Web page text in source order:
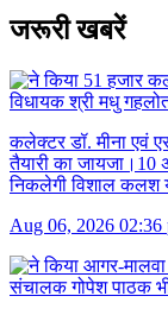
जरूरी खबरें
कलेक्टर डॉ. मीना एवं
तैयारी का जायजा।10
निकलेगी विशाल कलश
Aug 06, 2026 02:36